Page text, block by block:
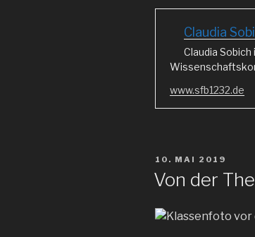
die
Welt““
Claudia
Claudia
www.sfb1232.de
VERÖFFENTLICHT
10. MAI 2019
Von der